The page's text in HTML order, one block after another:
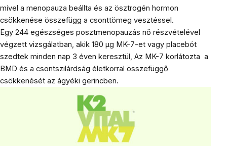
mivel a menopauza beállta és az ösztrogén hormon
csökkenése összefügg a csonttömeg vesztéssel.
Egy 244 egészséges posztmenopauzás nő részvételével
végzett vizsgálatban, akik 180 μg MK-7-et vagy placebót
szedtek minden nap 3 éven keresztül, Az MK-7 korlátozta a
BMD és a csontszilárdság életkorral összefüggő
csökkenését az ágyéki gerincben.